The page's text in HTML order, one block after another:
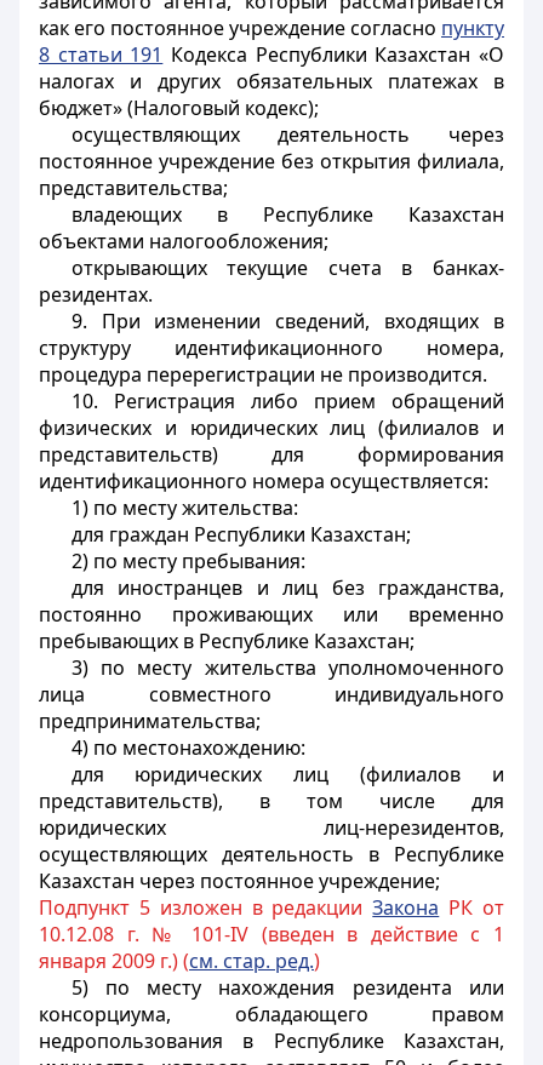
как его постоянное учреждение согласно пункту
8 статьи 191 Кодекса Республики Казахстан «О
налогах и других обязательных платежах в
бюджет» (Налоговый кодекс);
осуществляющих деятельность через
постоянное учреждение без открытия филиала,
представительства;
владеющих в Республике Казахстан
объектами налогообложения;
открывающих текущие счета в банках-
резидентах.
9. При изменении сведений, входящих в
структуру идентификационного номера,
процедура перерегистрации не производится.
10. Регистрация либо прием обращений
физических и юридических лиц (филиалов и
представительств) для формирования
идентификационного номера осуществляется:
1) по месту жительства:
для граждан Республики Казахстан;
2) по месту пребывания:
для иностранцев и лиц без гражданства,
постоянно проживающих или временно
пребывающих в Республике Казахстан;
3) по месту жительства уполномоченного
лица совместного индивидуального
предпринимательства;
4) по местонахождению:
для юридических лиц (филиалов и
представительств), в том числе для
юридических лиц-нерезидентов,
осуществляющих деятельность в Республике
Казахстан через постоянное учреждение;
Подпункт 5 изложен в редакцииЗакона РК от
10.12.08 г. № 101-IV (введен в действие с 1
января 2009 г.) (см. стар. ред.)
5) по месту нахождения резидента или
консорциума, обладающего правом
недропользования в Республике Казахстан,